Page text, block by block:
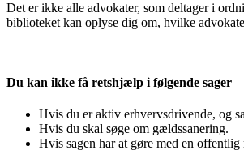
Det er ikke alle advokater, som deltager i
biblioteket kan oplyse dig om, hvilke
Du kan ikke få retshjælp i følgende sager
Hvis du er aktiv erhvervsdrivende, og
Hvis du skal søge om gældssanering.
Hvis sagen har at gøre med en